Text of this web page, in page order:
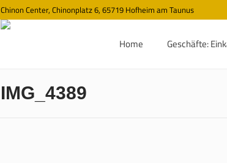
Chinon Center, Chinonplatz 6, 65719 Hofheim am Taunus
Home Geschäfte:
IMG_4389